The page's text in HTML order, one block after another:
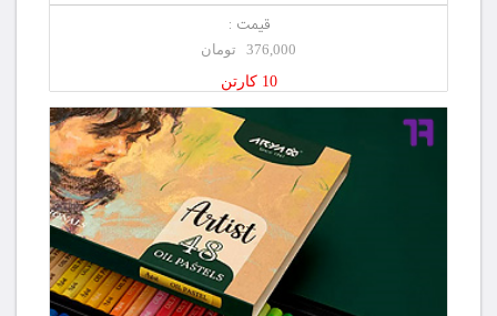
قیمت :
376,000 تومان
10 کارتن